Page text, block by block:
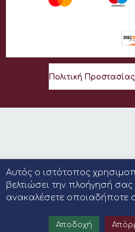
Πολιτική Προστασίας
Αυτός ο ιστότοπος
βελτιώσει την πλοήγησή
ανακαλέσετε οποιαδήποτε
Αποδοχή